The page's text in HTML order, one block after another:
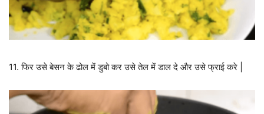
11. फिर उसे बेसन के ढोल में डुबो कर उसे तेल में डाल दे और उसे फ्राई करे |